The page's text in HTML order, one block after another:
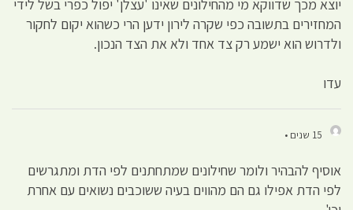
יוצא מכך שדווקא מי מהחילונים שאינו 'עצלן' יפול כפרי בשל לידי
המחזירים בתשובה כפי שקרה לירון ידען הרי כשהוא יקום לחקור
ולדרוש הוא ישמע רק צד אחד ולא את הצד הנכון.
עדו
15 שנים •
אוסיף להבהיר ולומר שחילונים שמתחתנים לפי הדת ומתגרשים
לפי הדת אפילו גם הם מהווים בעיה ששוכבים נשואים עם אחרת